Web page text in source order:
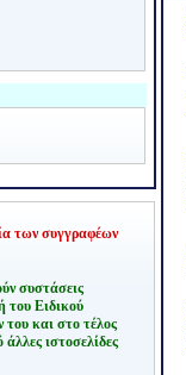
των συγγραφέων
συστάσεις
του Ειδικού
και στο τέλος
ιστοσελίδες